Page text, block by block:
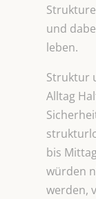
und
leben.
Struktur
Alltag
bis
würden
werden,